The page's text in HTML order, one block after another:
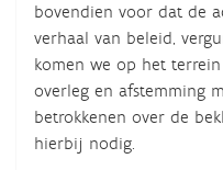
bovendien voor dat de
verhaal van beleid,
komen we op het
overleg en afstemming
betrokkenen over de
hierbij nodig.